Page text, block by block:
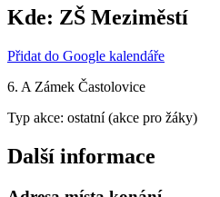
Kde: ZŠ Meziměstí
Přidat do Google kalendáře
6. A Zámek Častolovice
Typ akce: ostatní (akce pro žáky)
Další informace